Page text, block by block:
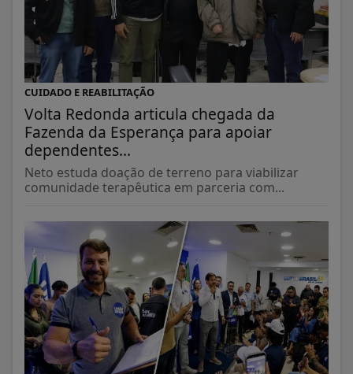
CUIDADO E REABILITAÇÃO
Volta Redonda articula chegada da
Fazenda da Esperança para apoiar
dependentes...
Neto estuda doação de terreno para viabilizar
comunidade terapêutica em parceria com...